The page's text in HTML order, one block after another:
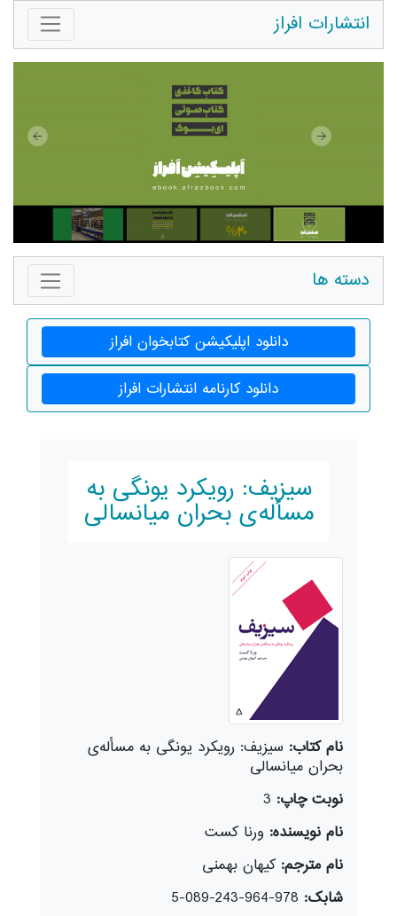
انتشارات افراز
دسته ها
دانلود اپلیکیشن کتابخوان افراز
دانلود کارنامه انتشارات افراز
سیزیف: رویکرد یونگی به
مسأله‌ی بحران میانسالی
نام کتاب: سیزیف: رویکرد یونگی به مسأله‌ی
بحران میانسالی
نوبت چاپ: 3
نام نویسنده: ورنا کست
نام مترجم: کیهان بهمنی
شابک: 978-964-243-089-5